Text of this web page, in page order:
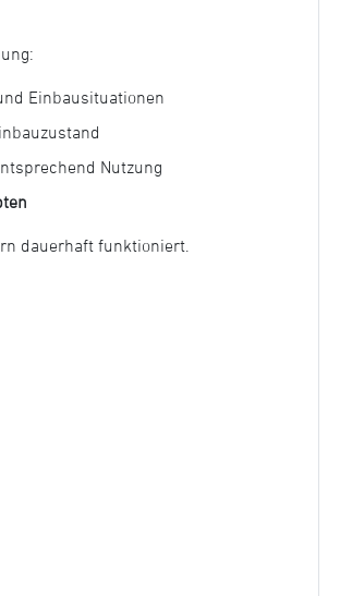
Einbausituationen
Nutzung
dauerhaft funktioniert.